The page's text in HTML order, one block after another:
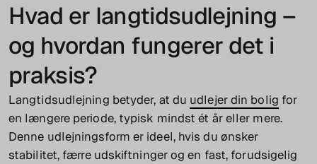
Hvad er langtidsudlejning –
og hvordan fungerer det i
praksis?
Langtidsudlejning betyder, at du udlejer din bolig for
en længere periode, typisk mindst ét år eller mere.
Denne udlejningsform er ideel, hvis du ønsker
stabilitet, færre udskiftninger og en fast, forudsigelig